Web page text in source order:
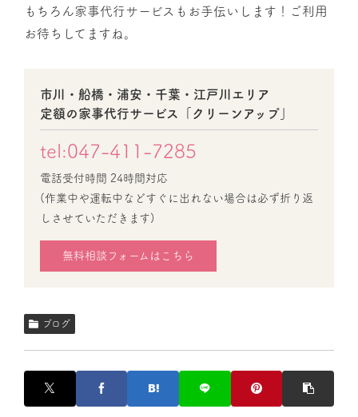
もちろん家事代行サービスもお手伝いします！ご利用
お待ちしてますね。
市川・船橋・浦安・千葉・江戸川エリア
定額の家事代行サービス「クリーンアップ」
tel:047-411-7285
電話受付時間 24時間対応
(作業中や運転中などすぐに出れない場合は必ず折り返
しさせていただきます)
無料相談フォームはこちら
ブログ